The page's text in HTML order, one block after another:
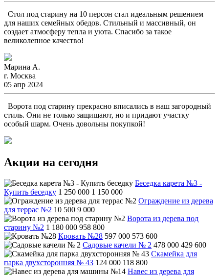
Стол под старину на 10 персон стал идеальным решением
для наших семейных обедов. Стильный и массивный, он
создает атмосферу тепла и уюта. Спасибо за такое
великолепное качество!
Марина А.
г. Москва
05 апр 2024
Ворота под старину прекрасно вписались в наш загородный
стиль. Они не только защищают, но и придают участку
особый шарм. Очень довольны покупкой!
Акции на сегодня
Беседка карета №3 -
Купить беседку 1 250 000 1 150 000
Ограждение из дерева
для террас №2 10 500 9 000
Ворота из дерева под
старину №2 1 180 000 958 800
Кровать №28 597 000 573 600
Садовые качели № 2 478 000 429 600
Скамейка для
парка двухсторонняя № 43 124 000 118 800
Навес из дерева для